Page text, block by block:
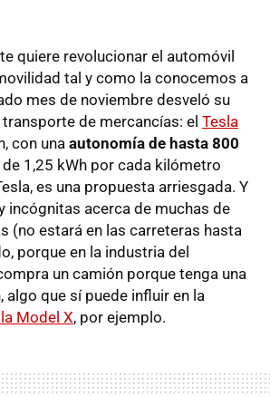
quiere revolucionar el automóvil
tal y como la conocemos a
mes de noviembre desveló su
de mercancías: el Tesla
con una autonomía de hasta 800
1,25 kWh por cada kilómetro
es una propuesta arriesgada. Y
incógnitas acerca de muchas de
(no estará en las carreteras hasta
porque en la industria del
un camión porque tenga una
algo que sí puede influir en la
Model X, por ejemplo.